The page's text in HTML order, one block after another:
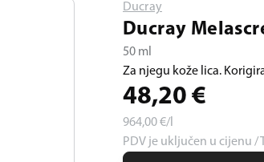
Ducray
Ducray
50 ml
Za njegu kože lica.
48,20 €
964,00€/l
PDV je uključen u cijenu